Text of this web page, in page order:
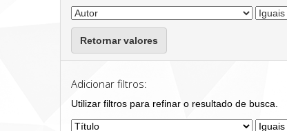
Retornar valores
Adicionar filtros:
Utilizar filtros para refinar o resultado de busca.